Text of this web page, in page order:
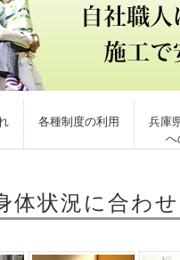
各種制度の利用
兵庫
へ
体状況に合わ